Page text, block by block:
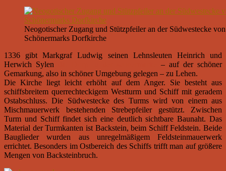
Neogotischer Zugang und Stützpfeiler an der Südwestecke von
Schönermarks Dorfkirche
1336 gibt Markgraf Ludwig seinen Lehnsleuten Heinrich und
Herwich Sylen
– auf der schöner
Gemarkung, also in schöner Umgebung gelegen – zu Lehen.
Die Kirche liegt leicht erhöht auf dem Anger. Sie besteht aus
schiffsbreitem querrechteckigem Westturm und Schiff mit geradem
Ostabschluss. Die Südwestecke des Turms wird von einem aus
Mischmauerwerk bestehenden Strebepfeiler gestützt. Zwischen
Turm und Schiff findet sich eine deutlich sichtbare Baunaht. Das
Material der Turmkanten ist Backstein, beim Schiff Feldstein. Beide
Bauglieder wurden aus unregelmäßigem Feldsteinmauerwerk
errichtet. Besonders im Ostbereich des Schiffs trifft man auf größere
Mengen von Backsteinbruch.